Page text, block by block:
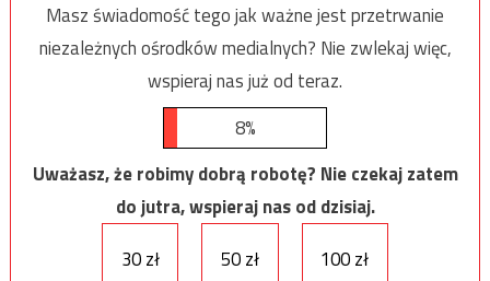
Masz świadomość tego jak ważne jest przetrwanie
niezależnych ośrodków medialnych? Nie zwlekaj więc,
wspieraj nas już od teraz.
8%
Uważasz, że robimy dobrą robotę? Nie czekaj zatem
do jutra, wspieraj nas od dzisiaj.
30 zł
50 zł 100 zł